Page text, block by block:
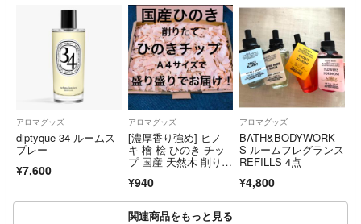
アロマグッズ
diptyque 34 ルームス
プレー
¥7,600
アロマグッズ
[濃厚香り強め] ヒノ
キ 檜 桧 ひのき チッ
プ 国産 天然木 削りた
¥940
アロマグッズ
BATH&BODYWORK
S ルームフレグランス
REFILLS 4点
¥4,800
関連商品をもっと見る